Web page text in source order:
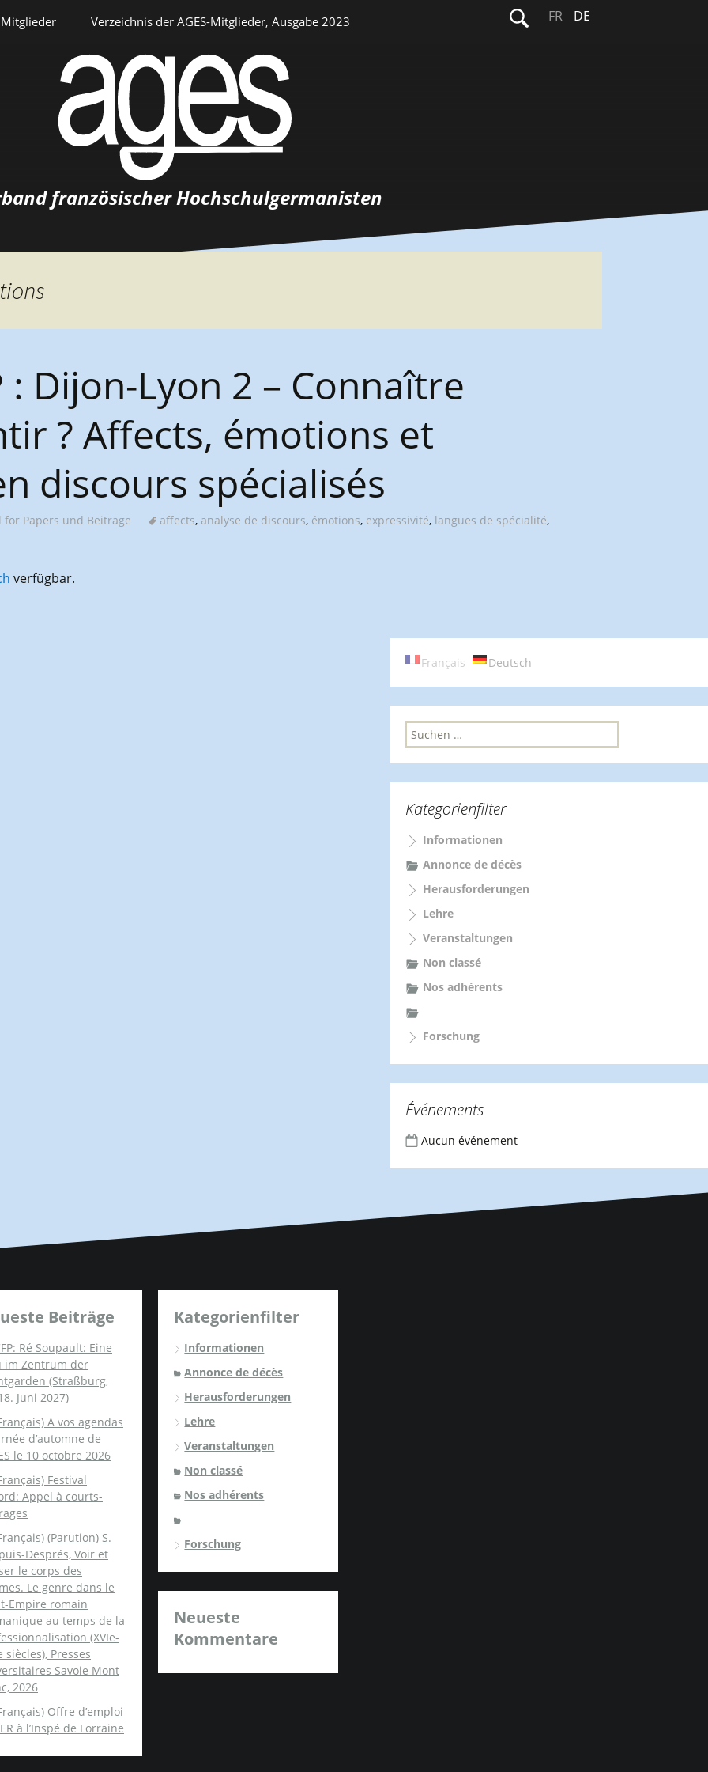
Auswahlverfahren
Stellenangebote
Mitglieder
Persönlicher Bereich
Verzeichnis der AGES-Mitglieder, Ausgabe 2023
Suchen
nach:
FR DE
französischer Hochschulgermanisten
: Dijon-Lyon 2 – Connaître
? Affects, émotions et
discours spécialisés
for Papers und Beiträge affects, analyse de discours, émotions, expressivité, langues de spécialité,
verfügbar.
Français Deutsch
u
c
h
n
a
c
Kategorienfilter
Informationen
Annonce de décès
Herausforderungen
Lehre
Veranstaltungen
Non classé
Nos adhérents
Forschung
Événements
Aucun événement
Beiträge
Ré Soupault: Eine
im Zentrum der
(Straßburg,
Juni 2027)
A vos agendas
d’automne de
le 10 octobre 2026
Festival
Appel à courts-
(Parution) S.
Després, Voir et
le corps des
Le genre dans le
Empire romain
au temps de la
(XVIe-
siècles), Presses
Savoie Mont
2026
Offre d’emploi
à l’Inspé de Lorraine
Kategorienfilter
Informationen
Annonce de décès
Herausforderungen
Lehre
Veranstaltungen
Non classé
Nos adhérents
Forschung
Neueste
Kommentare